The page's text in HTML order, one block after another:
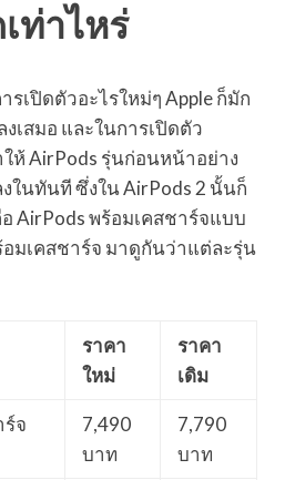
ท่าไหร่
เปิดตัวอะไรใหม่ๆ Apple ก็มัก
เสมอ และในการเปิดตัว
ห้ AirPods รุ่นก่อนหน้าอย่าง
ในทันที ซึ่งใน AirPods 2 นั้นก็
AirPods พร้อมเคสชาร์จแบบ
อมเคสชาร์จ มาดูกันว่าแต่ละรุ่น
ราคา
ใหม่
ราคา
เดิม
จ
7,490
บาท
7,790
บาท